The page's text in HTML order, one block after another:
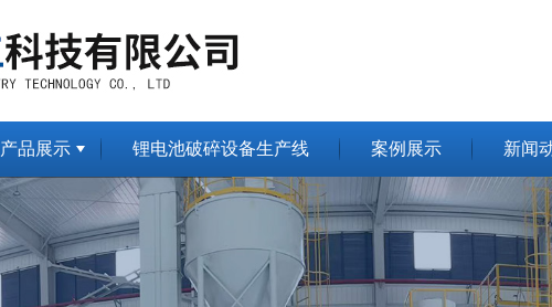
产品展示 锂电池破碎设备生产线 案例展示 新闻